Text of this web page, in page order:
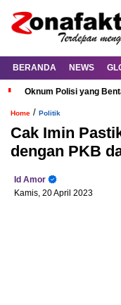
BERANDA NEWS
Oknum Polisi yang
Home / Politik
Cak Imin
dengan PKB
Id Amor
Kamis, 20 April 2023